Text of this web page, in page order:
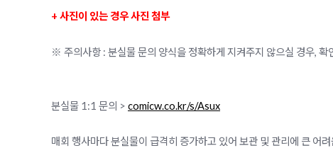
+ 사진이 있는 경우 사진 첨부
※ 주의사항 : 분실물 문의 양식을 정확하게 지켜주지 않으실 경우, 확
분실물 1:1 문의 > comicw.co.kr/s/Asux
매회 행사마다 분실물이 급격히 증가하고 있어 보관 및 관리에 큰 어